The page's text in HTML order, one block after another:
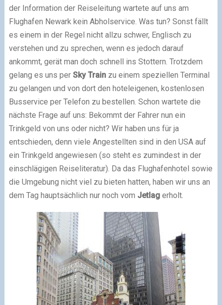
der Information der Reiseleitung wartete auf uns am
Flughafen Newark kein Abholservice. Was tun? Sonst fällt
es einem in der Regel nicht allzu schwer, Englisch zu
verstehen und zu sprechen, wenn es jedoch darauf
ankommt, gerät man doch schnell ins Stottern. Trotzdem
gelang es uns per Sky Trainzu einem speziellen Terminal
zu gelangen und von dort den hoteleigenen, kostenlosen
Busservice per Telefon zu bestellen. Schon wartete die
nächste Frage auf uns: Bekommt der Fahrer nun ein
Trinkgeld von uns oder nicht? Wir haben uns für ja
entschieden, denn viele Angestellten sind in den USA auf
ein Trinkgeld angewiesen (so steht es zumindest in der
einschlägigen Reiseliteratur). Da das Flughafenhotel sowie
die Umgebung nicht viel zu bieten hatten, haben wir uns an
dem Tag hauptsächlich nur noch vom Jetlagerholt.